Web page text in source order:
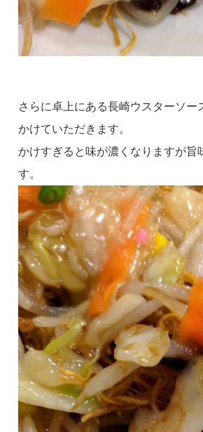
さらに卓上にある長崎ウスターソー
かけていただきます。
かけすぎると味が濃くなりますが旨
す。